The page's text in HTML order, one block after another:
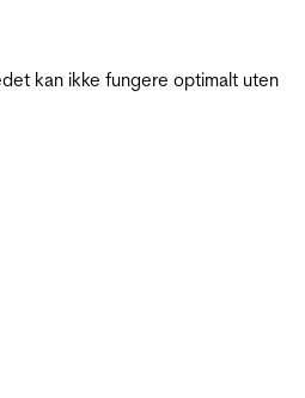
kan ikke fungere optimalt uten